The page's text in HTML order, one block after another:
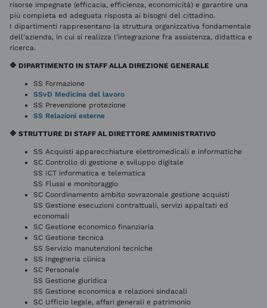
risorse impegnate (efficacia, efficienza, economicità) e garantire una
più completa ed adeguata risposta ai bisogni del cittadino.
I dipartimenti rappresentano la struttura organizzativa fondamentale
dell’azienda, in cui si realizza l’integrazione fra assistenza, didattica e
ricerca.
🔷 DIPARTIMENTO IN STAFF ALLA DIREZIONE GENERALE
SS Formazione
SSvD Medicina del lavoro
SS Prevenzione protezione
SS Relazioni esterne
🔷 STRUTTURE DI STAFF AL DIRETTORE AMMINISTRATIVO
SS Acquisti apparecchiature elettromedicali e informatiche
SC Controllo di gestione e sviluppo digitale
SS ICT informatica e telematica
SS Flussi e monitoraggio
SC Coordinamento ambito sovrazonale gestione acquisti
SS Gestione esecuzioni contrattuali, servizi appaltati ed
economali
SC Gestione economico finanziaria
SC Gestione tecnica
SS Servizio manutenzioni tecniche
SS Ingegneria clinica
SC Personale
SS Gestione giuridica
SS Gestione economica e relazioni sindacali
SC Ufficio legale, affari generali e patrimonio